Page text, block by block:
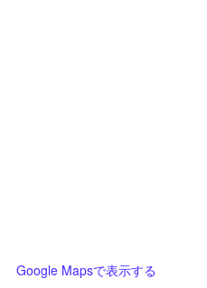
Google Mapsで表示する